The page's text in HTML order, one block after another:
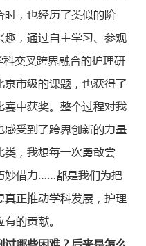
，也经历了类似的阶
，通过自主学习、参观
交叉跨界融合的护理研
市级的课题，也获得了
中获奖。整个过程对我
受到了跨界创新的力量
，我想每一次勇敢尝
妙借力……都是我们为把
正推动学科发展，护理
的贡献。